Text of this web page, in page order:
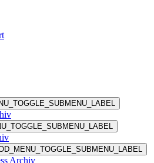
Archiv